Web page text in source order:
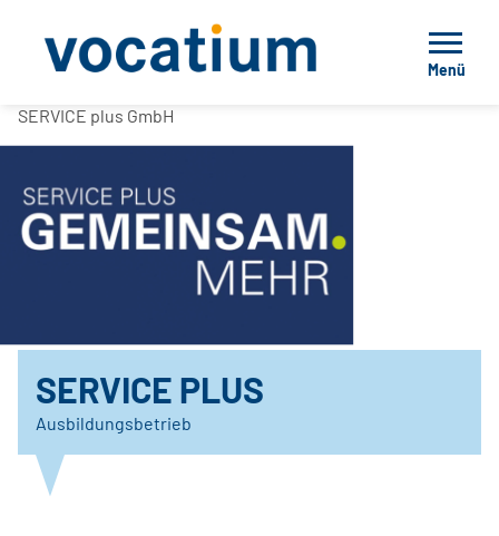
Menü
SERVICE plus GmbH
SERVICE PLUS
Ausbildungsbetrieb